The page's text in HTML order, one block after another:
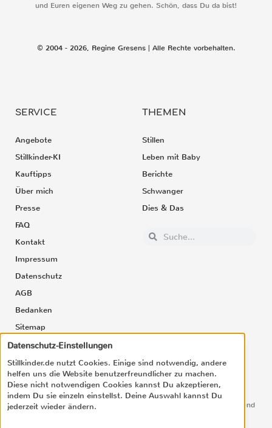
und Euren eigenen Weg zu gehen. Schön, dass Du da bist!
© 2004 - 2026, Regine Gresens | Alle Rechte vorbehalten.
SERVICE
Angebote
Stillkinder-KI
Kauftipps
Über mich
Presse
FAQ
Kontakt
Impressum
Datenschutz
AGB
Bedanken
Sitemap
THEMEN
Stillen
Leben mit Baby
Berichte
Schwanger
Dies & Das
NEWSLETTER
Hol Dir die neuesten Tipps und Infos für eine angenehme Stillzeit und
Datenschutz-Einstellungen
Stillkinder.de nutzt Cookies. Einige sind notwendig, andere
helfen uns die Website benutzerfreundlicher zu machen.
Diese nicht notwendigen Cookies kannst Du akzeptieren,
indem Du sie einzeln einstellst. Deine Auswahl kannst Du
jederzeit wieder ändern.